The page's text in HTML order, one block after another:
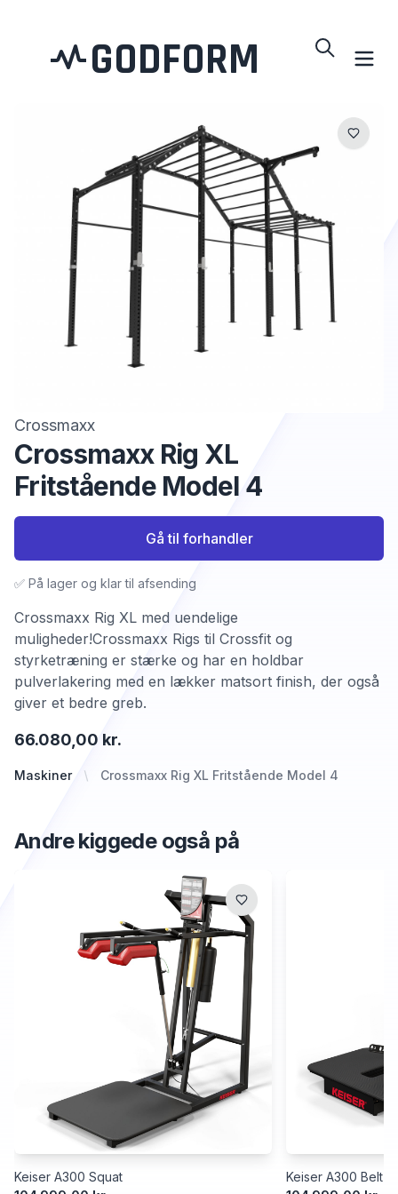
GODFORM
Crossmaxx
Crossmaxx Rig XL
Fritstående Model 4
Maskiner Crossmaxx Rig XL Fritstående Model 4
66.080,00 kr.
Crossmaxx Rig XL med uendelige
muligheder!Crossmaxx Rigs til Crossfit og
styrketræning er stærke og har en holdbar
pulverlakering med en lækker matsort finish, der også
giver et bedre greb.
✅ På lager og klar til afsending
Gå til forhandler
Andre kiggede også på
Keiser A300 Squat Keiser A300 Belt